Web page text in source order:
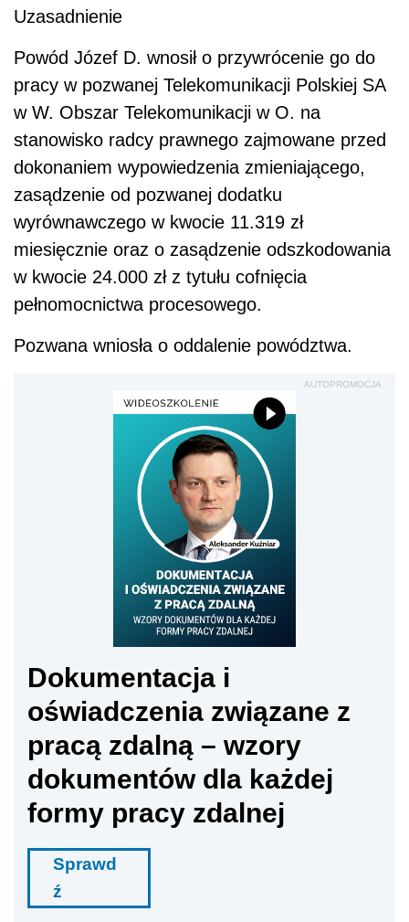
Uzasadnienie
Powód Józef D. wnosił o przywrócenie go do
pracy w pozwanej Telekomunikacji Polskiej SA
w W. Obszar Telekomunikacji w O. na
stanowisko radcy prawnego zajmowane przed
dokonaniem wypowiedzenia zmieniającego,
zasądzenie od pozwanej dodatku
wyrównawczego w kwocie 11.319 zł
miesięcznie oraz o zasądzenie odszkodowania
w kwocie 24.000 zł z tytułu cofnięcia
pełnomocnictwa procesowego.
Pozwana wniosła o oddalenie powództwa.
AUTOPROMOCJA
Dokumentacja i
oświadczenia związane z
pracą zdalną – wzory
dokumentów dla każdej
formy pracy zdalnej
Sprawd
ź